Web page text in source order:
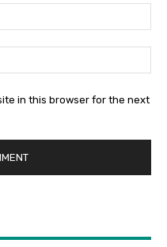
in this browser for the next